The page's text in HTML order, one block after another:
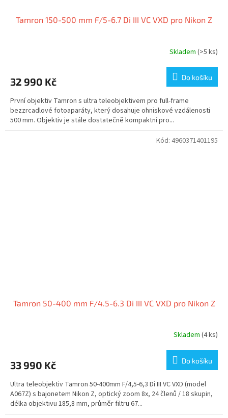
Tamron 150-500 mm F/5-6.7 Di III VC VXD pro Nikon Z
Skladem (>5 ks)
32 990 Kč Do košíku
První objektiv Tamron s ultra teleobjektivem pro full-frame
bezzrcadlové fotoaparáty, který dosahuje ohniskové vzdálenosti
500 mm. Objektiv je stále dostatečně kompaktní pro...
Tamron 50-400 mm F/4.5-6.3 Di III VC VXD pro Nikon Z
Skladem (4 ks)
33 990 Kč Do košíku
Ultra teleobjektiv Tamron 50-400mm F/4,5-6,3 Di III VC VXD (model
A067Z) s bajonetem Nikon Z, optický zoom 8x, 24 členů / 18 skupin,
délka objektivu 185,8 mm, průměr filtru 67...
Kód: 4960371401195